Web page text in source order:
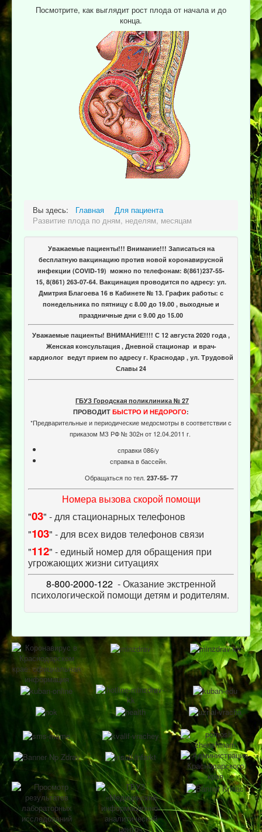
Посмотрите, как выглядит рост плода от начала и до
конца.
Вы здесь: Главная
Для пациента
Развитие плода по дням, неделям, месяцам
Уважаемые пациенты!!! Внимание!!! Записаться на
бесплатную вакцинацию против новой коронавирусной
инфекции (COVID-19) можно по телефонам: 8(861)237-55-
15, 8(861) 263-07-64. Вакцинация проводится по адресу: ул.
Дмитрия Благоева 16 в Кабинете № 13. График работы: с
понедельника по пятницу с 8.00 до 19.00 , выходные и
праздничные дни с 9.00 до 15.00
Уважаемые пациенты! ВНИМАНИЕ!!!! С 12 августа 2020 года ,
Женская консультация , Дневной стационар и врач-
кардиолог ведут прием по адресу г. Краснодар , ул. Трудовой
Славы 24
ГБУЗ Городская поликлиника № 27
ПРОВОДИТ БЫСТРО И НЕДОРОГО:
*Предварительные и периодические медосмотры в соответствии с
приказом МЗ РФ № 302н от 12.04.2011 г.
справки 086/у
справка в бассейн.
Обращаться по тел. 237-55- 77
Номера вызова скорой помощи
"03" - для стационарных телефонов
"103" - для всех видов телефонов связи
"112" - единый номер для обращения при
угрожающих жизни ситуациях
8-800-2000-122 - Оказание экстренной
психологической помощи детям и родителям.